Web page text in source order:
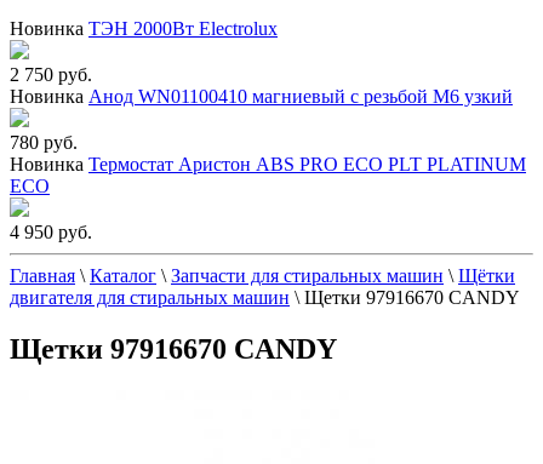
Новинка ТЭН 2000Вт Electrolux
2 750 руб.
Новинка Анод WN01100410 магниевый с резьбой М6 узкий
780 руб.
Новинка Термостат Аристон ABS PRO ECO PLT PLATINUM
ECO
4 950 руб.
Главная \ Каталог \ Запчасти для стиральных машин \ Щётки
двигателя для стиральных машин \ Щетки 97916670 CANDY
Щетки 97916670 CANDY